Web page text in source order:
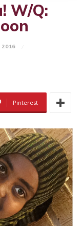
W/Q:
2016
Pinterest